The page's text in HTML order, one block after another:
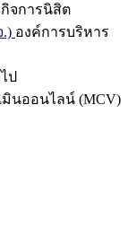
จการนิสิต
องค์การบริหาร
ป
มินออนไลน์ (MCV)